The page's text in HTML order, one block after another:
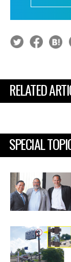
RELATED
SPECIAL